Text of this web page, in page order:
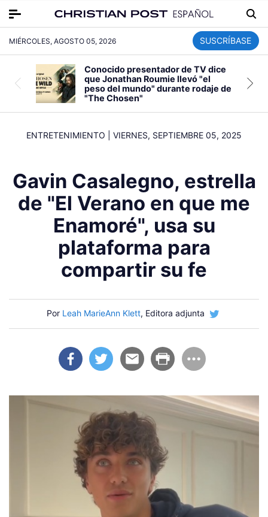
MIÉRCOLES, AGOSTO 05, 2026 SUSCRÍBASE
Conocido presentador de TV dice
que Jonathan Roumie llevó "el
peso del mundo" durante rodaje de
"The Chosen"
ENTRETENIMIENTO VIERNES, SEPTIEMBRE 05, 2025
Gavin Casalegno, estrella
de "El Verano en que me
Enamoré", usa su
plataforma para
compartir su fe
Por Leah MarieAnn Klett, Editora adjunta